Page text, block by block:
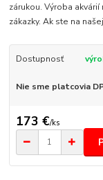
zárukou. Výroba
zákazky. Ak ste na
Dostupnosť
Nie sme platcovia
173 €/ks